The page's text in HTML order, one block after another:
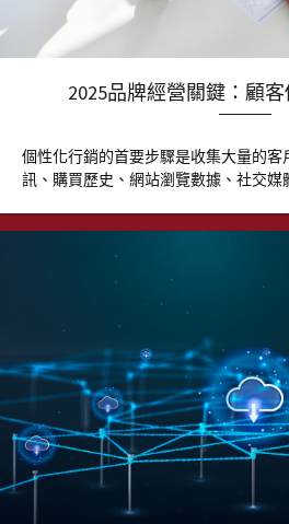
2025品牌經營關鍵：顧
個性化行銷的首要步驟是收集大量的
訊、購買歷史、網站瀏覽數據、社交媒